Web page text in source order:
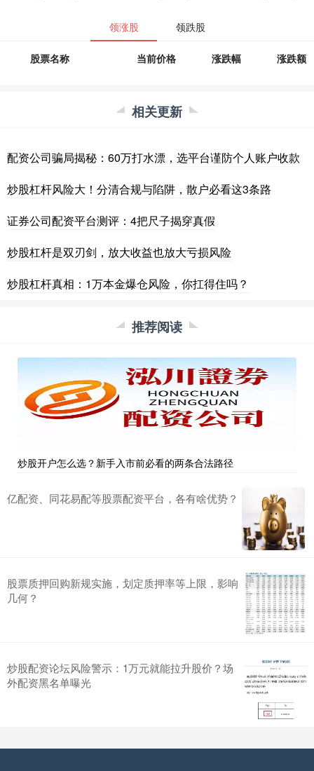
领涨股 领跌股
股票名称 当前价格 涨跌幅 涨跌额
相关更新
配资公司骗局揭秘：60万打水漂，选平台谨防个人账户收款
炒股杠杆风险大！分清合规与陷阱，散户必看这3条路
证券公司配资平台测评：4把尺子揭穿真假
炒股杠杆是双刃剑，放大收益也放大亏损风险
炒股杠杆真相：1万本金爆仓风险，你扛得住吗？
推荐阅读
炒股开户怎么选？新手入市前必看的两条合法路径
亿配资、同花易配等股票配资平台，各有啥优势？
股票质押回购新规实施，划定质押率等上限，影响
几何？
炒股配资论坛风险警示：1万元就能拉升股价？场
外配资黑名单曝光